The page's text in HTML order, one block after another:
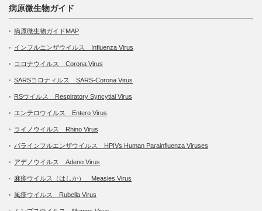
病原微生物ガイド
病原微生物ガイドMAP
インフルエンザウイルス Influenza Virus
コロナウイルス Corona Virus
SARSコロナィルス SARS-Corona Virus
RSウイルス Respiratory Syncytial Virus
エンテロウイルス Entero Virus
ライノウイルス Rhino Virus
パラインフルエンザウイルス HPIVs Human Parainfluenza Viruses
アデノウイルス Adeno Virus
麻疹ウイルス（はしか） Measles Virus
風疹ウイルス Rubella Virus